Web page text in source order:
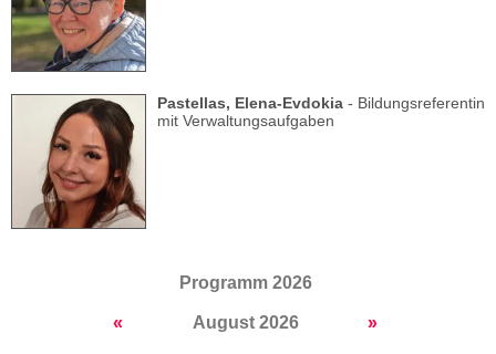
Pastellas, Elena-Evdokia - Bildungsreferentin
mit Verwaltungsaufgaben
Programm 2026
« August 2026 »